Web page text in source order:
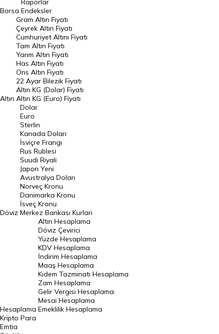
Dünya Borsaları
Raporlar
Endeksler
DÖVİZ
Döviz Kuru
Dolar Kuru
Euro Kuru
Pound Kuru
Frank Kuru
Riyal Kuru
Avustralya Doları
Danimarka Kronu Kuru
Kanada Doları Kuru
Norveç Kronu Kuru
İsveç Kronu Kuru
Japon Yeni Kuru
Serbest Piyasa Döviz Kurları
Merkez Bankası Döviz Kurları
Altın Fiyatları
Gram Altın Fiyatı
Borsa
Raporlar
Endeksler
Altın
Gram Altın Fiyatı
Çeyrek Altın Fiyatı
Cumhuriyet Altını Fiyatı
Tam Altın Fiyatı
Yarım Altın Fiyatı
Has Altın Fiyatı
Ons Altın Fiyatı
22 Ayar Bilezik Fiyatı
Altın KG (Dolar) Fiyatı
Altın KG (Euro) Fiyatı
Döviz
Dolar
Euro
Sterlin
Kanada Doları
İsviçre Frangı
Rus Rublesi
Suudi Riyali
Japon Yeni
Avustralya Doları
Norveç Kronu
Danimarka Kronu
İsveç Kronu
Merkez Bankası Kurlari
Hesaplama
Altın Hesaplama
Döviz Çevirici
Yüzde Hesaplama
KDV Hesaplama
İndirim Hesaplama
Maaş Hesaplama
Kıdem Tazminatı Hesaplama
Zam Hesaplama
Gelir Vergisi Hesaplama
Mesai Hesaplama
Emeklilik Hesaplama
Kripto Para
Emtia